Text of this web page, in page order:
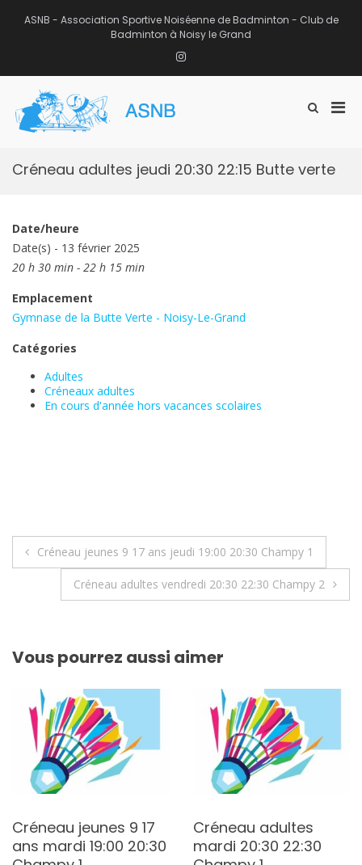
ASNB - Association Sportive Noiséenne de Badminton - Club de
Badminton à Noisy le Grand
Instagram
Afficher
recherche
Créneau adultes jeudi 20:30 22:15 Butte verte
Date/heure
Date(s) - 13 février 2025
20 h 30 min - 22 h 15 min
Emplacement
Gymnase de la Butte Verte - Noisy-Le-Grand
Catégories
Adultes
Créneaux adultes
En cours d'année hors vacances scolaires
Navigation
Créneau jeunes 9 17 ans jeudi 19:00 20:30 Champy 1
Créneau adultes vendredi 20:30 22:30 Champy 2
Vous pourrez aussi aimer
Créneau jeunes 9 17
ans mardi 19:00 20:30
Créneau adultes
mardi 20:30 22:30